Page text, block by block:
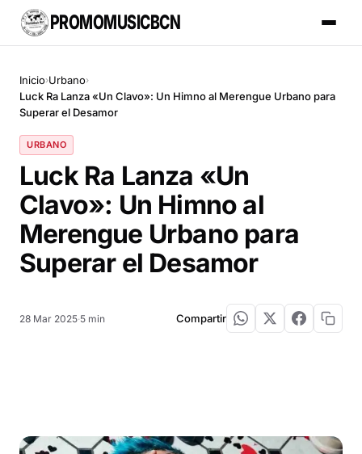
PROMOMUSICBCN
Inicio›Urbano›
Luck Ra Lanza «Un Clavo»: Un Himno al Merengue Urbano para
Superar el Desamor
URBANO
Luck Ra Lanza «Un
Clavo»: Un Himno al
Merengue Urbano para
Superar el Desamor
28 Mar 2025·5 min Compartir